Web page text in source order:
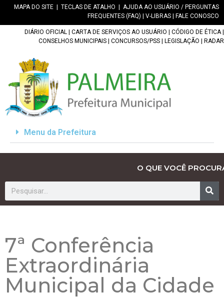
MAPA DO SITE TECLAS DE ATALHO
AJUDA AO USUÁRIO / PERGUNTAS
FREQUENTES (FAQ)
V-LIBRAS FALE CONOSCO
DIÁRIO OFICIAL CARTA DE SERVIÇOS AO USUÁRIO CÓDIGO DE ÉTICA|
CONSELHOS MUNICIPAIS
CONCURSOS/PSS LEGISLAÇÃO RADAR
Menu da Prefeitura
O QUE VOCÊ
7ª Conferência
Extraordinária
Municipal da Cidade